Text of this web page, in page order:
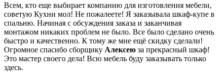
Всем, кто еще выбирает компанию для изготовления мебели,
советую Кухни мол! Не пожалеете! Я заказывала шкаф-купе в
спальню. Начиная с обсуждения заказа и заканчивая
монтажом никаких проблем не было. Все было сделано очень
быстро и качественно. К тому же мне ещё скидку сделали!
Огромное спасибо сборщику Алексею за прекрасный шкаф!
Это мастер своего дела! Всю мебель буду заказывать только
здесь.